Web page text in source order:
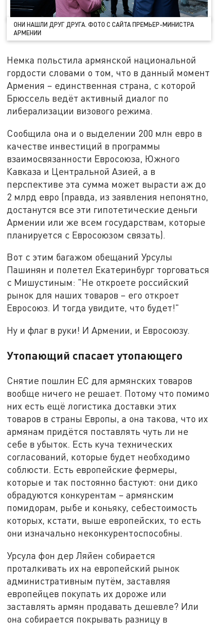
ОНИ НАШЛИ ДРУГ ДРУГА. ФОТО С САЙТА ПРЕМЬЕР-МИНИСТРА
АРМЕНИИ
Немка польстила армянской национальной
гордости словами о том, что в данный момент
Армения – единственная страна, с которой
Брюссель ведёт активный диалог по
либерализации визового режима.
Сообщила она и о выделении 200 млн евро в
качестве инвестиций в программы
взаимосвязанности Евросоюза, Южного
Кавказа и Центральной Азией, а в
перспективе эта сумма может вырасти аж до
2 млрд евро (правда, из заявления непонятно,
достанутся все эти гипотетические деньги
Армении или же всем государствам, которые
планируется с Евросоюзом связать).
Вот с этим багажом обещаний Урсулы
Пашинян и полетел Екатеринбург торговаться
с Мишустиным: "Не откроете российский
рынок для наших товаров – его откроет
Евросоюз. И тогда увидите, что будет!"
Ну и флаг в руки! И Армении, и Евросоюзу.
Утопающий спасает утопающего
Снятие пошлин ЕС для армянских товаров
вообще ничего не решает. Потому что помимо
них есть ещё логистика доставки этих
товаров в страны Европы, а она такова, что их
армянам придётся поставлять чуть ли не
себе в убыток. Есть куча технических
согласований, которые будет необходимо
соблюсти. Есть европейские фермеры,
которые и так постоянно бастуют: они дико
обрадуются конкурентам – армянским
помидорам, рыбе и коньяку, себестоимость
которых, кстати, выше европейских, то есть
они изначально неконкурентоспособны.
Урсула фон дер Ляйен собирается
проталкивать их на европейский рынок
административным путём, заставляя
европейцев покупать их дороже или
заставлять армян продавать дешевле? Или
она собирается покрывать разницу в